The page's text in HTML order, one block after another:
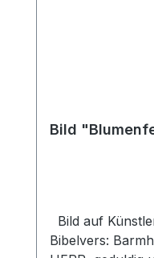
Bild
Bild auf
Bibelvers: